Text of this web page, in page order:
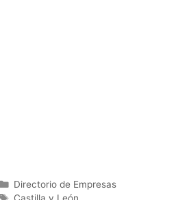
Categorías
Directorio de Empresas
Etiquetas
Castilla y León